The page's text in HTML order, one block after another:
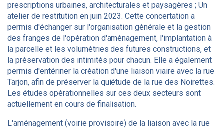
prescriptions urbaines, architecturales et paysagères ; Un
atelier de restitution en juin 2023. Cette concertation a
permis d'échanger sur l'organisation générale et la gestion
des franges de l'opération d'aménagement, l'implantation à
la parcelle et les volumétries des futures constructions, et
la préservation des intimités pour chacun. Elle a également
permis d'entériner la création d'une liaison viaire avec la rue
Tarjon, afin de préserver la quiétude de la rue des Noirettes.
Les études opérationnelles sur ces deux secteurs sont
actuellement en cours de finalisation.
L'aménagement (voirie provisoire) de la liaison avec la rue